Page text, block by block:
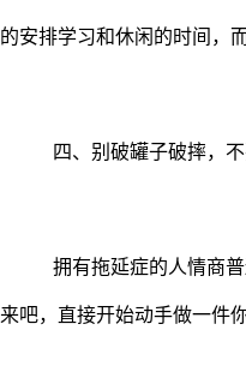
的安排学习和休闲的时间，
四、别破罐子破摔，
拥有拖延症的人情商
来吧，直接开始动手做一件